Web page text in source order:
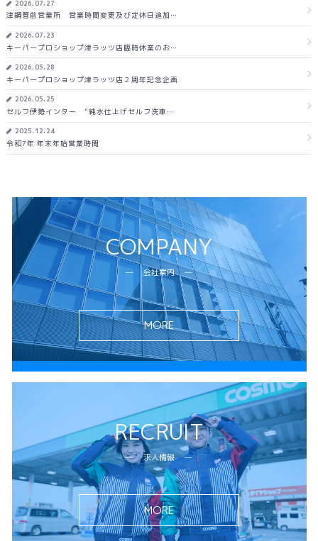
2026.07.27
津鋼管前営業所 営業時間変更及び定休日追加…
2026.07.23
キーパープロショップ津ラッツ店臨時休業のお…
2026.05.28
キーパープロショップ津ラッツ店２周年記念企画
2026.05.25
セルフ伊勢インター ”純水仕上げセルフ洗車…
2025.12.24
令和7年 年末年始営業時間
COMPANY
会社案内
MORE
RECRUIT
求人情報
MORE